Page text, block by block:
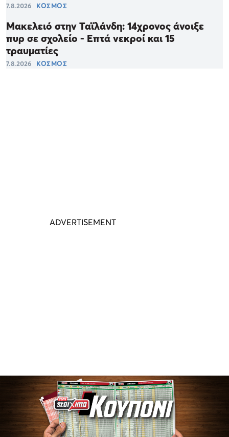
7.8.2026 ΚΟΣΜΟΣ
Μακελειό στην Ταϊλάνδη: 14χρονος άνοιξε
πυρ σε σχολείο - Επτά νεκροί και 15
τραυματίες
7.8.2026 ΚΟΣΜΟΣ